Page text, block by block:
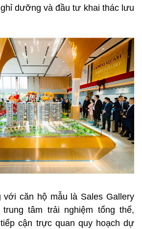
dưỡng và đầu tư khai thác lưu
với căn hộ mẫu là Sales Gallery
tâm trải nghiệm tổng thể,
cận trực quan quy hoạch dự